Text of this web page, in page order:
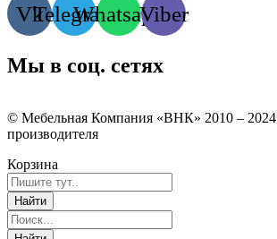
VkTelegramWhatsappViber
Мы в соц. сетях
© Мебельная Компания «ВНК» 2010 –
производителя
Корзина